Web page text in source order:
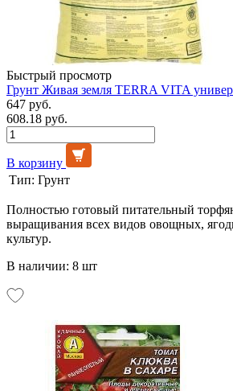
Быстрый просмотр
Грунт Живая земля TERRA VITA
647 руб.
608.18 руб.
В корзину
Тип: Грунт
Полностью готовый питательный
выращивания всех видов овощных,
культур.
В наличии: 8 шт